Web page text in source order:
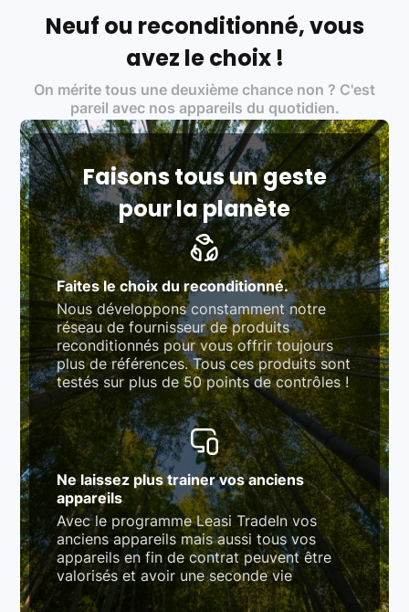
Labels environnementaux & qualité de nos partenaires
traitement des déchets électroniques (DEEE)
Produits testés et vérifiés selon des standards
rigoureux (80 à 100 points de contrôle en
fonction des produits)
Respect des normes RAEE, RoHS, et du
référentiel QualiRepar (bonus réparation)
Neuf ou reconditionné, vous
avez le choix !
On mérite tous une deuxième chance non ? C'est
pareil avec nos appareils du quotidien.
Faisons tous un geste
pour la planète
Faites le choix du reconditionné.
Nous développons constamment notre
réseau de fournisseur de produits
reconditionnés pour vous offrir toujours
plus de références. Tous ces produits sont
testés sur plus de 50 points de contrôles !
Ne laissez plus trainer vos anciens
appareils
Avec le programme Leasi TradeIn vos
anciens appareils mais aussi tous vos
appareils en fin de contrat peuvent être
valorisés et avoir une seconde vie